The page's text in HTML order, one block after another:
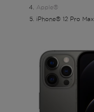
Apple®
iPhone® 12 Pro Max